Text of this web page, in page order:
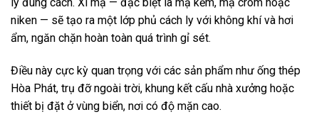
niken — sẽ tạo ra một lớp phủ cách ly với không khí và hơi
ẩm, ngăn chặn hoàn toàn quá trình gỉ sét.
Điều này cực kỳ quan trọng với các sản phẩm như ống thép
Hòa Phát, trụ đỡ ngoài trời, khung kết cấu nhà xưởng hoặc
thiết bị đặt ở vùng biển, nơi có độ mặn cao.